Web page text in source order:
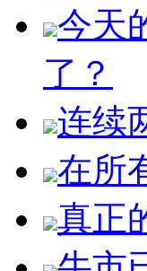
今天
了？
连续
在所
真正